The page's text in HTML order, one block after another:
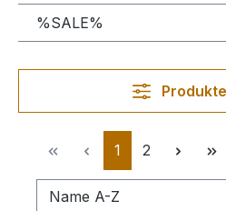
%SALE%
Seite
1 Seite
2